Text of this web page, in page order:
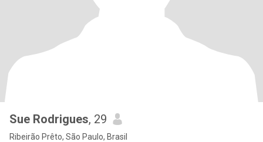
Sue Rodrigues, 29
Ribeirão Prêto, São Paulo, Brasil